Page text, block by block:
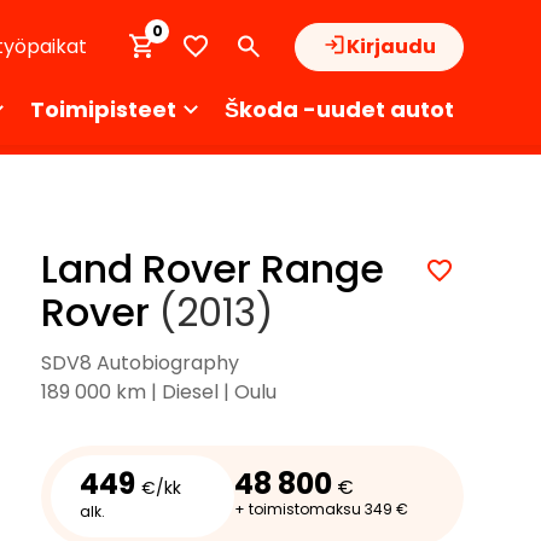
Kirjaudu
0
Toimipisteet Škoda -uudet autot
Land Rover Range
Rover (2013)
SDV8 Autobiography
189 000 km | Diesel | Oulu
449 €/kk
alk.
48 800 €
+ toimistomaksu 349 €